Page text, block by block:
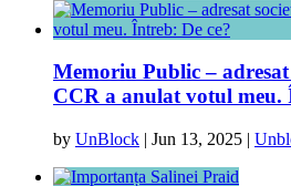
Memoriu Public – adresat
CCR a anulat votul meu.
by UnBlock | Jun 13, 2025 |